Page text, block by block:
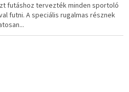
futáshoz tervezték minden sportoló
futni. A speciális rugalmas résznek